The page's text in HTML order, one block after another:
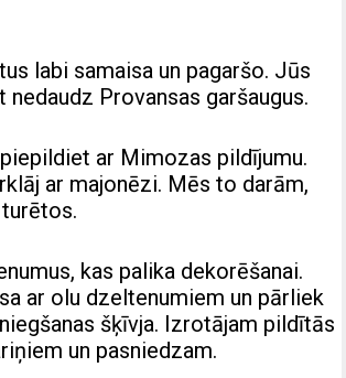
labi samaisa un pagaršo. Jūs
Provansas garšaugus.
ar Mimozas pildījumu.
ar majonēzi. Mēs to darām,
kas palika dekorēšanai.
ar olu dzeltenumiem un pārliek
šķīvja. Izrotājam pildītās
un pasniedzam.